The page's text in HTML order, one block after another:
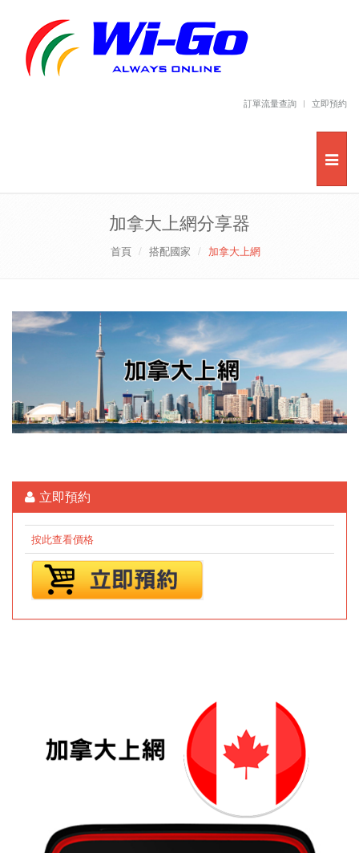
訂單流量查詢 立即預約
加拿大上網分享器
首頁 搭配國家 加拿大上網
立即預約
按此查看價格